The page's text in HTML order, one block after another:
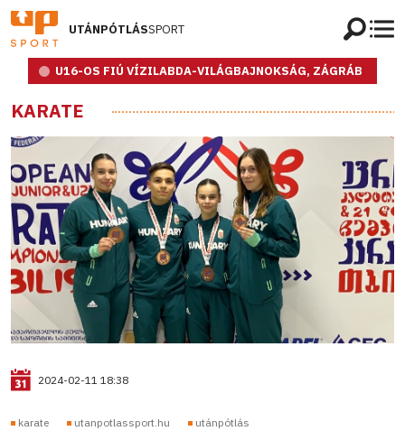
UTÁNPÓTLÁSSPORT
U16-OS FIÚ VÍZILABDA-VILÁGBAJNOKSÁG, ZÁGRÁB
KARATE
2024-02-11 18:38
karate utanpotlassport.hu utánpótlás